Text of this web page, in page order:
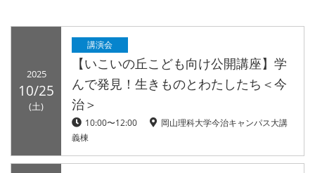
2025
10/25
(土)
講演会
【いこいの丘こども向け公開講座】学
んで発見！生きものとわたしたち＜今
治＞
10:00〜12:00
岡山理科大学今治キャンパス大講
義棟